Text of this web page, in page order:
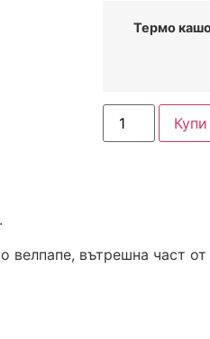
Термо
Купи
вътрешна част